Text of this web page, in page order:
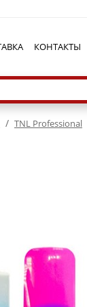
КОНТАКТЫ
/ TNL Professional